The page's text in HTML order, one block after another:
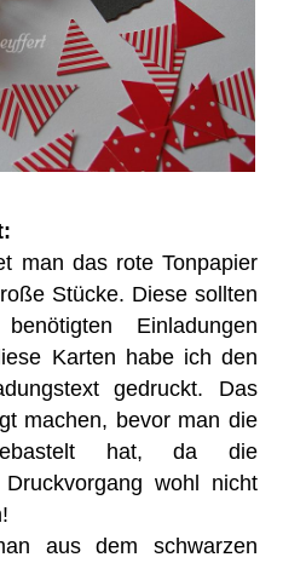
man das rote Tonpapier
Stücke. Diese sollten
Einladungen
Karten habe ich den
gedruckt. Das
machen, bevor man die
hat, da die
wohl nicht
aus dem schwarzen